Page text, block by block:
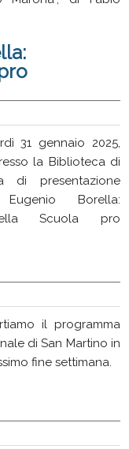
31 gennaio 2025,
la Biblioteca di
di presentazione
Borella:
Scuola pro
il programma
di San Martino in
fine settimana.